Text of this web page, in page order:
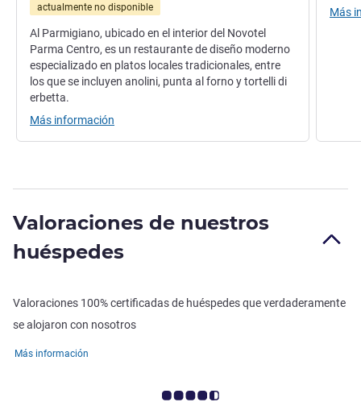
actualmente no disponible
Al Parmigiano, ubicado en el interior del Novotel
Parma Centro, es un restaurante de diseño moderno
especializado en platos locales tradicionales, entre
los que se incluyen anolini, punta al forno y tortelli di
erbetta.
Más información
Más
Valoraciones de nuestros
huéspedes
Valoraciones 100% certificadas de huéspedes que verdaderamente
se alojaron con nosotros
Más información